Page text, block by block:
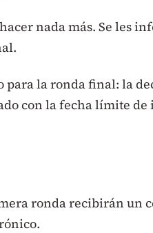
nada más. Se les
para la ronda final: la
con la fecha límite
ronda recibirán un